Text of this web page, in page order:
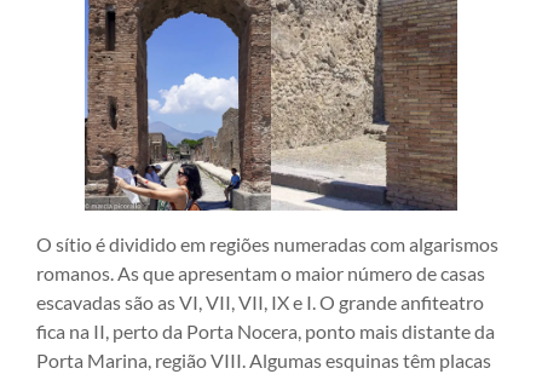
O sítio é dividido em regiões numeradas com algarismos
romanos. As que apresentam o maior número de casas
escavadas são as VI, VII, VII, IX e I. O grande anfiteatro
fica na II, perto da Porta Nocera, ponto mais distante da
Porta Marina, região VIII. Algumas esquinas têm placas